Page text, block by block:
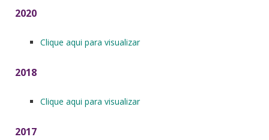
2020
Clique aqui para visualizar
2018
Clique aqui para visualizar
2017